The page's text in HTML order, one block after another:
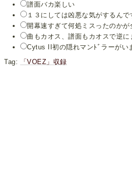
譜面バカ楽しい
１３にしては凶悪な気がするんで
開幕速すぎて何処ミスったのか
曲もカオス、譜面もカオスで逆に
Cytus II初の隠れマンﾄﾞラーがい
Tag:
「VOEZ」収録